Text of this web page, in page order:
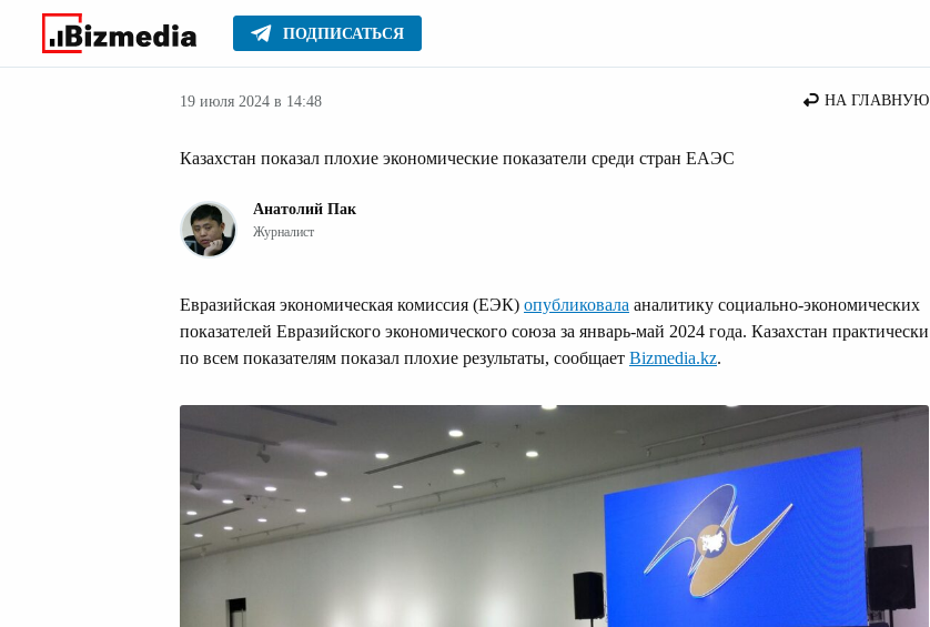
ПОДПИСАТЬСЯ
Главное Новости Новости Казахстана
19 июля 2024 в 14:48 НА ГЛАВНУЮ
Казахстан показал плохие экономические показатели среди стран ЕАЭС
Анатолий Пак
Журналист
Евразийская экономическая комиссия (ЕЭК) опубликовала аналитику социально-экономических
показателей Евразийского экономического союза за январь-май 2024 года. Казахстан практически
по всем показателям показал плохие результаты, сообщает Bizmedia.kz.